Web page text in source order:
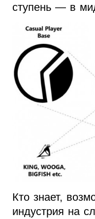
ступень — в
Кто знает,
индустрия на